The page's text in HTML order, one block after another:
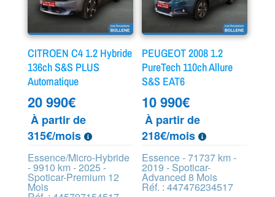
CITROEN C4 1.2 Hybride
136ch S&S PLUS
Automatique
20 990€
À partir de
315€/mois
Essence/Micro-Hybride
- 9910 km - 2025 -
Spoticar-Premium 12
Mois
PEUGEOT 2008 1.2
PureTech 110ch Allure
S&S EAT6
10 990€
À partir de
218€/mois
Essence - 71737 km -
2019 - Spoticar-
Advanced 8 Mois
Réf. : 447476234517